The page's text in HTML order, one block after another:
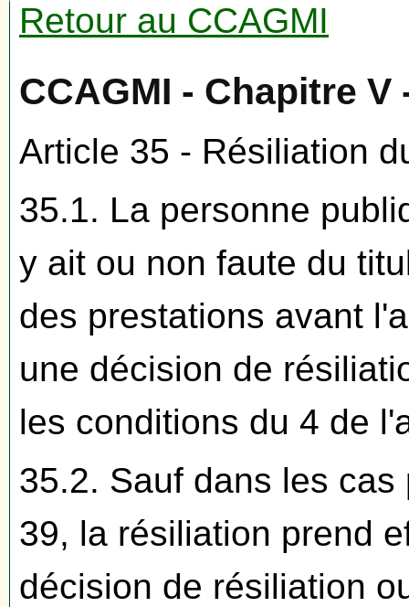
Retour au CCAGMI
CCAGMI - Chapitre
Article 35 - Résiliation
35.1. La personne
y ait ou non faute du
des prestations avant
une décision de
les conditions du 4 de
35.2. Sauf dans les
39, la résiliation prend
décision de résiliation